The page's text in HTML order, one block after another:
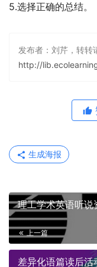
5.选择正确的总结。
发布者：刘芹，转转
http://
生成海报
理工学术英语听
上一篇
差异化语篇读后